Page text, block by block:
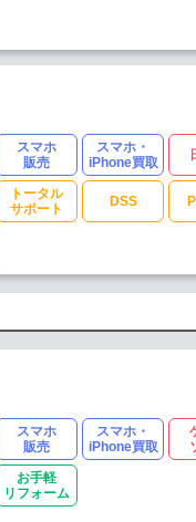
スマホ
販売
スマホ・
iPhone買取
トータル
サポート
DSS
スマホ
販売
スマホ・
iPhone買取
お手軽
リフォーム